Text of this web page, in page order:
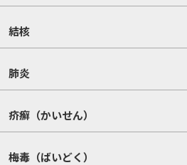
結核
肺炎
疥癬（かいせん）
梅毒（ばいどく）